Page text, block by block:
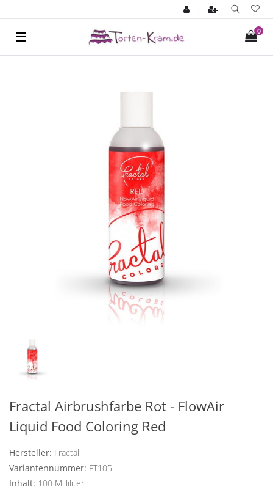
|
0
☰
Fractal Airbrushfarbe Rot - FlowAir
Liquid Food Coloring Red
Hersteller: Fractal
Variantennummer: FT105
Inhalt: 100 Milliliter